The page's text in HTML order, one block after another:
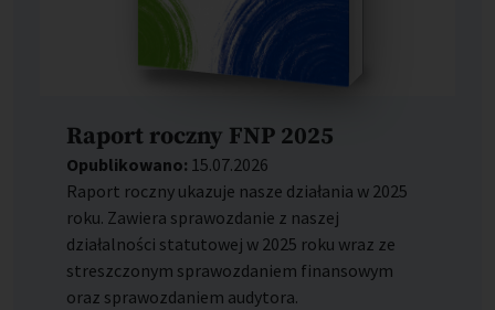
Raport roczny FNP 2025
Opublikowano: 15.07.2026
Raport roczny ukazuje nasze działania w 2025
roku. Zawiera sprawozdanie z naszej
działalności statutowej w 2025 roku wraz ze
streszczonym sprawozdaniem finansowym
oraz sprawozdaniem audytora.